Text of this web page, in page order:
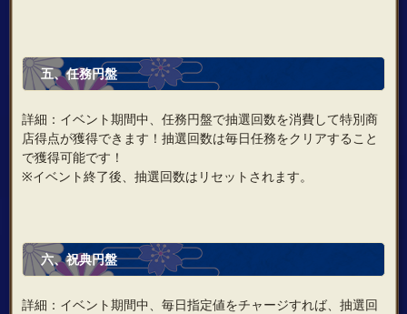
五、任務円盤
詳細：イベント期間中、任務円盤で抽選回数を消費して特別商
店得点が獲得できます！抽選回数は毎日任務をクリアすること
で獲得可能です！
※イベント終了後、抽選回数はリセットされます。
六、祝典円盤
詳細：イベント期間中、毎日指定値をチャージすれば、抽選回